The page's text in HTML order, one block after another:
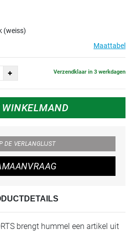
(weiss)
Maattabel
Verzendklaar in 3 werkdagen
DE VERLANGLIJST
brengt hummel een artikel uit